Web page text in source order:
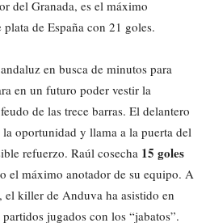
del Granada, es el máximo
de España con 21 goles.
en busca de minutos para
en un futuro poder vestir la
de las trece barras. El delantero
la oportunidad y llama a la puerta del
refuerzo. Raúl cosecha 15 goles
el máximo anotador de su equipo. A
el killer de Anduva ha asistido en
jugados con los “jabatos”.